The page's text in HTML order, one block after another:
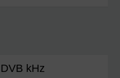
DVB kHz